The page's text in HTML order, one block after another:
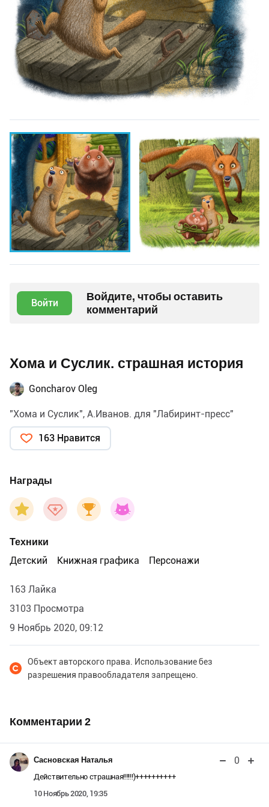
Войти
Войдите, чтобы оставить
комментарий
Хома и Суслик. страшная история
Goncharov Oleg
"Хома и Суслик", А.Иванов. для "Лабиринт-пресс"
163 Нравится
Награды
Техники
Детский
Книжная графика Персонажи
163 Лайка
3103 Просмотра
9 Ноябрь 2020, 09:12
Объект авторского права. Использование без
разрешения правообладателя запрещено.
Комментарии 2
Сасновская Наталья 0
Действительно страшная!!!!!!)++++++++++
10 Ноябрь 2020, 19:35